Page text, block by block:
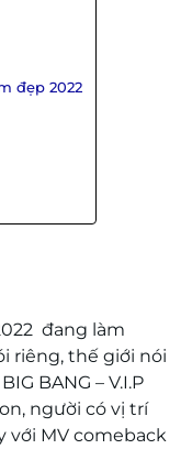
đẹp 2022
đang làm
riêng, thế giới nói
BANG – V.I.P
người có vị trí
với MV comeback